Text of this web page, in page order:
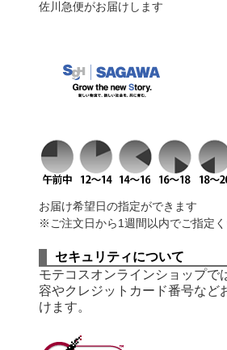
佐川急便がお届けします
お届け希望日の指定ができます
※ご注文日から1週間以内でご指定
セキュリティについて
モテコスオンラインショップで
容やクレジットカード番号など
けます。